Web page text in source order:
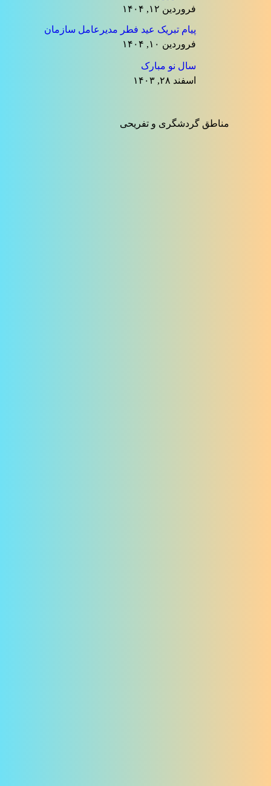
فروردین ۱۲, ۱۴۰۴
پیام تبریک عید فطر مدیرعامل سازمان
فروردین ۱۰, ۱۴۰۴
سال نو مبارک
اسفند ۲۸, ۱۴۰۳
مناطق گردشگری و تفریحی